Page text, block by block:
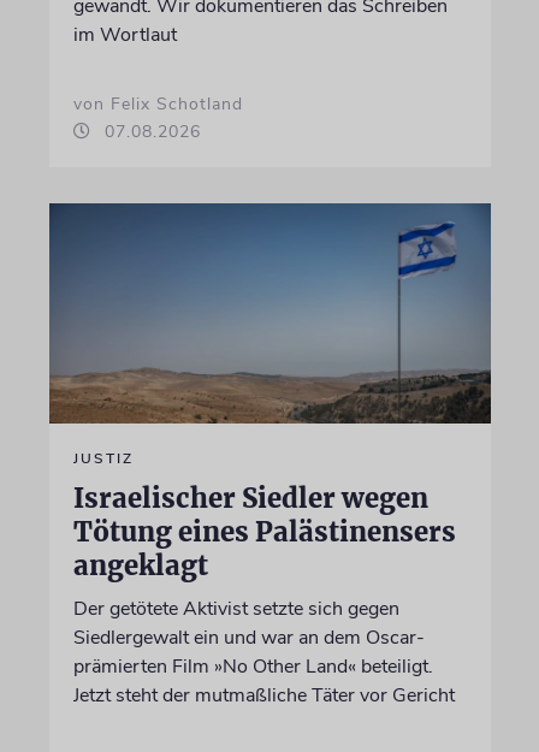
gewandt. Wir dokumentieren das Schreiben
im Wortlaut
von Felix Schotland
07.08.2026
JUSTIZ
Israelischer Siedler wegen
Tötung eines Palästinensers
angeklagt
Der getötete Aktivist setzte sich gegen
Siedlergewalt ein und war an dem Oscar-
prämierten Film »No Other Land« beteiligt.
Jetzt steht der mutmaßliche Täter vor Gericht